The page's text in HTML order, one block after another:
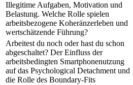
Illegitime Aufgaben, Motivation und
Belastung. Welche Rolle spielen
arbeitsbezogene Koheränzerleben und
wertschätzende Führung?
Arbeitest du noch oder hast du schon
abgeschaltet? Der Einfluss der
arbeitsbedingten Smartphonenutzung
auf das Psychological Detachment und
die Rolle des Boundary-Fits